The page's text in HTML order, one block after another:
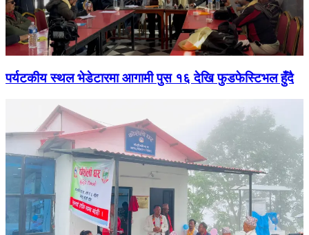
पर्यटकीय स्थल भेडेटारमा आगामी पुस १६ देखि फुडफेस्टिभल हुँदै